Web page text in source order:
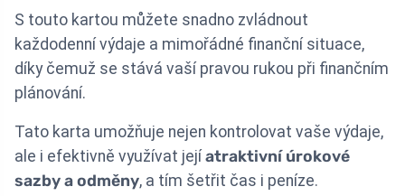
S touto kartou můžete snadno zvládnout
každodenní výdaje a mimořádné finanční situace,
díky čemuž se stává vaší pravou rukou při finančním
plánování.
Tato karta umožňuje nejen kontrolovat vaše výdaje,
ale i efektivně využívat jejíatraktivní úrokové
sazby a odměny, a tím šetřit čas i peníze.